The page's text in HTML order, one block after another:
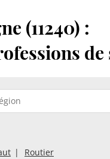
(11240) :
de
Routier